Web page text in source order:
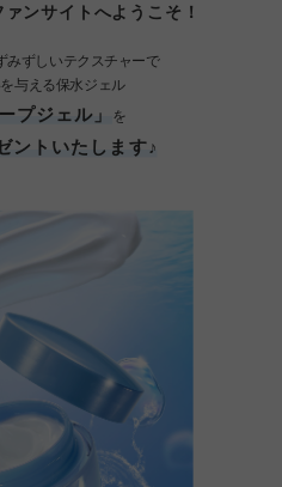
ンサイトへようこそ！
みずしいテクスチャーで
与える保水ジェル
プジェル」 を
ントいたします♪